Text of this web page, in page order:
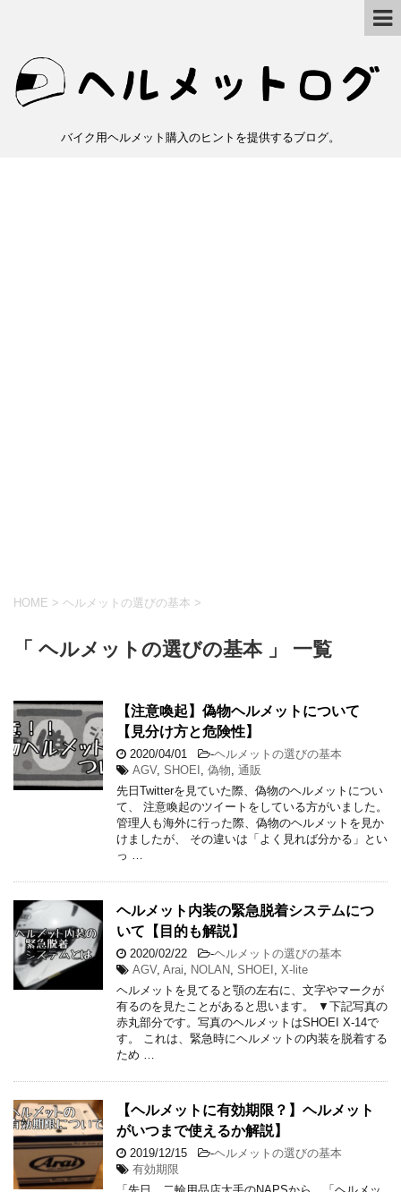
バイク用ヘルメット購入のヒントを提供するブログ。
HOME > ヘルメットの選びの基本 >
「 ヘルメットの選びの基本 」 一覧
【注意喚起】偽物ヘルメットについて
【見分け方と危険性】
2020/04/01 -ヘルメットの選びの基本
AGV, SHOEI 偽物 通販
先日Twitterを見ていた際、偽物のヘルメットについ
て、 注意喚起のツイートをしている方がいました。
管理人も海外に行った際、偽物のヘルメットを見か
けましたが、 その違いは「よく見れば分かる」とい
っ …
ヘルメット内装の緊急脱着システムにつ
いて【目的も解説】
2020/02/22 -ヘルメットの選びの基本
AGV, Arai NOLAN SHOEI
X-lite
ヘルメットを見てると顎の左右に、文字やマークが
有るのを見たことがあると思います。 ▼下記写真の
赤丸部分です。写真のヘルメットはSHOEI X-14で
す。 これは、緊急時にヘルメットの内装を脱着する
ため …
【ヘルメットに有効期限？】ヘルメット
がいつまで使えるか解説】
2019/12/15 -ヘルメットの選びの基本
有効期限